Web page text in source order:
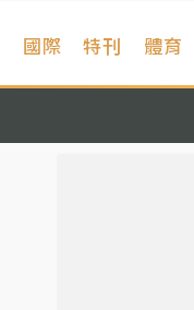
國際 特刊 體育